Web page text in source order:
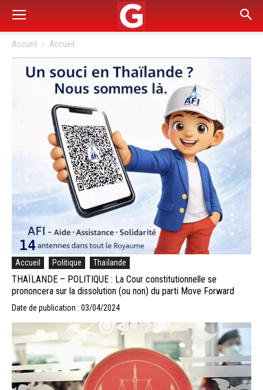
Accueil Accueil
Accueil Politique Thaïlande
THAÏLANDE – POLITIQUE : La Cour constitutionnelle se
prononcera sur la dissolution (ou non) du parti Move Forward
Date de publication : 03/04/2024